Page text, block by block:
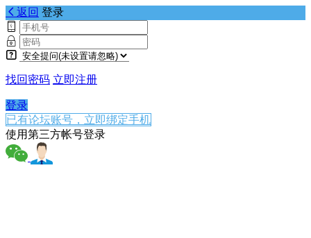
返回 登录
找回密码 立即注册
登录
已有论坛账号，立即绑定手机
使用第三方帐号登录